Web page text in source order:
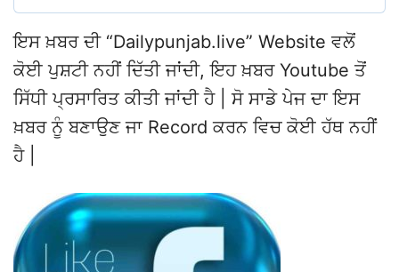
ਇਸ ਖ਼ਬਰ ਦੀ “Dailypunjab.live” Website ਵਲੋਂ
ਕੋਈ ਪੁਸ਼ਟੀ ਨਹੀਂ ਦਿੱਤੀ ਜਾਂਦੀ, ਇਹ ਖ਼ਬਰ Youtube ਤੋਂ
ਸਿੱਧੀ ਪ੍ਰਸਾਰਿਤ ਕੀਤੀ ਜਾਂਦੀ ਹੈ | ਸੋ ਸਾਡੇ ਪੇਜ ਦਾ ਇਸ
ਖ਼ਬਰ ਨੂੰ ਬਣਾਉਣ ਜਾ Record ਕਰਨ ਵਿਚ ਕੋਈ ਹੱਥ ਨਹੀਂ
ਹੈ |